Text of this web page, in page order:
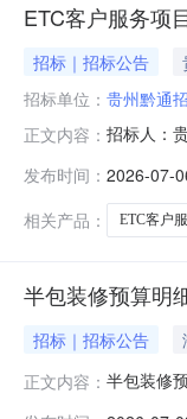
ETC客户服务项
招标｜招标公告
招标单位： 贵州黔通
正文内容： 招标人：
诉求受理
次，预估
发布时间： 2026-07-
相关产品：
ETC客户
半包装修预算明
招标｜招标公告
正文内容： 半包装修